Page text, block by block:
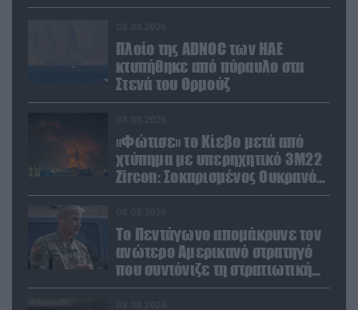
Πλοίο της ADNOC των ΗΑΕ
κτυπήθηκε από πύραυλο στα
Στενά του Ορμούζ
«Φώτισε» το Κίεβο μετά από
χτύπημα με υπερηχητικό 3M22
Zircon: Σοκαρισμένος Ουκρανός
κατέγραψε τη στιγμή (βίντεο)
Το Πεντάγωνο απομάκρυνε τον
ανώτερο Αμερικανό στρατηγό
που συντόνιζε τη στρατιωτική
βοήθεια προς την Ουκρανία